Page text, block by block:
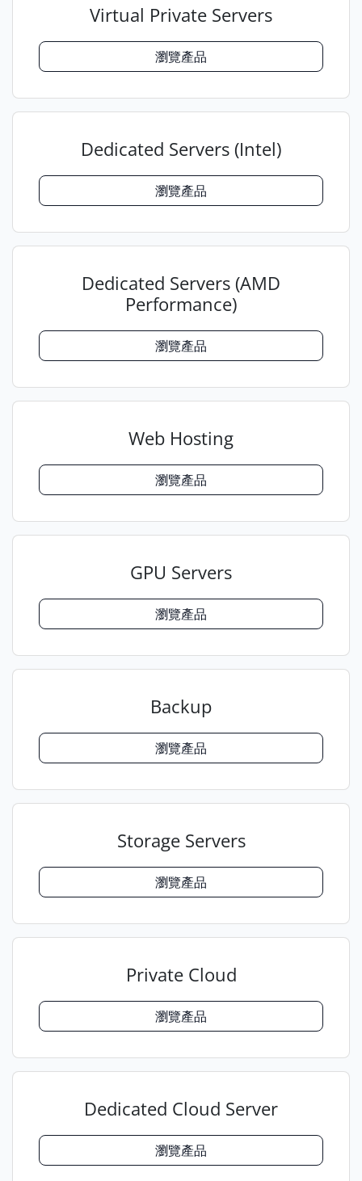
Virtual Private Servers
瀏覽產品
Dedicated Servers (Intel)
瀏覽產品
Dedicated Servers (AMD
Performance)
瀏覽產品
Web Hosting
瀏覽產品
GPU Servers
瀏覽產品
Backup
瀏覽產品
Storage Servers
瀏覽產品
Private Cloud
瀏覽產品
Dedicated Cloud Server
瀏覽產品